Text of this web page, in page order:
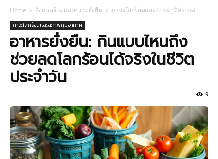
Home สิ่งแวดล้อมและความยั่งยืน ภาวะโลกร้อนและสภาพภูมิอากาศ
ภาวะโลกร้อนและสภาพภูมิอากาศ
อาหารยั่งยืน: กินแบบไหนถึง
ช่วยลดโลกร้อนได้จริงในชีวิต
ประจำวัน
9